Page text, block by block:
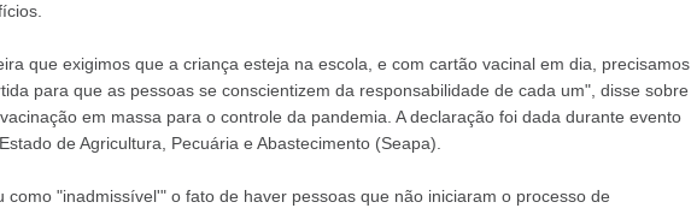
que exigimos que a criança esteja na escola, e com cartão vacinal em dia, precisamos
para que as pessoas se conscientizem da responsabilidade de cada um", disse sobre
em massa para o controle da pandemia. A declaração foi dada durante evento
de Agricultura, Pecuária e Abastecimento (Seapa).
como "inadmissível'" o fato de haver pessoas que não iniciaram o processo de